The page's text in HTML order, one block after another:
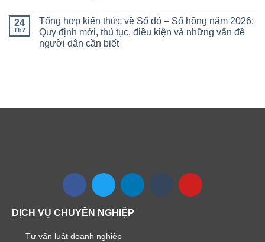
24
Th7
Tổng hợp kiến thức về Sổ đỏ – Sổ hồng năm 2026:
Quy định mới, thủ tục, điều kiện và những vấn đề
người dân cần biết
DỊCH VỤ CHUYÊN NGHIỆP
Tư vấn luật doanh nghiệp